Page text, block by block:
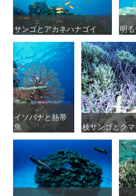
サンゴとアカネハナゴイ
サンゴとアカネハナゴイ 明
明
イソバナと熱帯
魚
イソバナと熱帯
魚
枝サンゴとク
枝サンゴとク